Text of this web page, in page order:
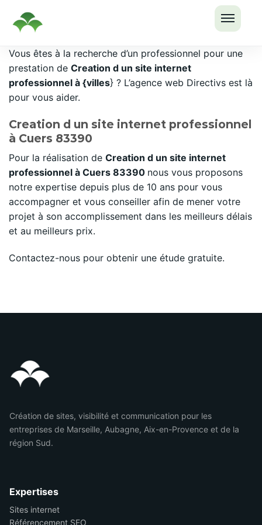
LE
MENU
Passer
au
contenu
Vous êtes à la recherche d’un professionnel pour une
prestation de Creation d un site internet
professionnel à {villes} ? L’agence web Directivs est là
pour vous aider.
Creation d un site internet professionnel
à Cuers 83390
Pour la réalisation de Creation d un site internet
professionnel à Cuers 83390 nous vous proposons
notre expertise depuis plus de 10 ans pour vous
accompagner et vous conseiller afin de mener votre
projet à son accomplissement dans les meilleurs délais
et au meilleurs prix.
Contactez-nous pour obtenir une étude gratuite.
Création de sites, visibilité et communication pour les
entreprises de Marseille, Aubagne, Aix-en-Provence et de la
région Sud.
Expertises
Sites internet
Référencement SEO